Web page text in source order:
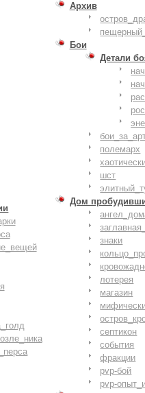
Архив
Бои
Детали
полемарх
шст
Дом
знаки
лотерея
магазин
септикон
события
фракции
pvp-бой
pvp-